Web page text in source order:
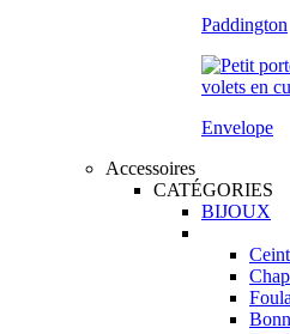
Paddington
Envelope
Accessoires
CATÉGORIES
BIJOUX